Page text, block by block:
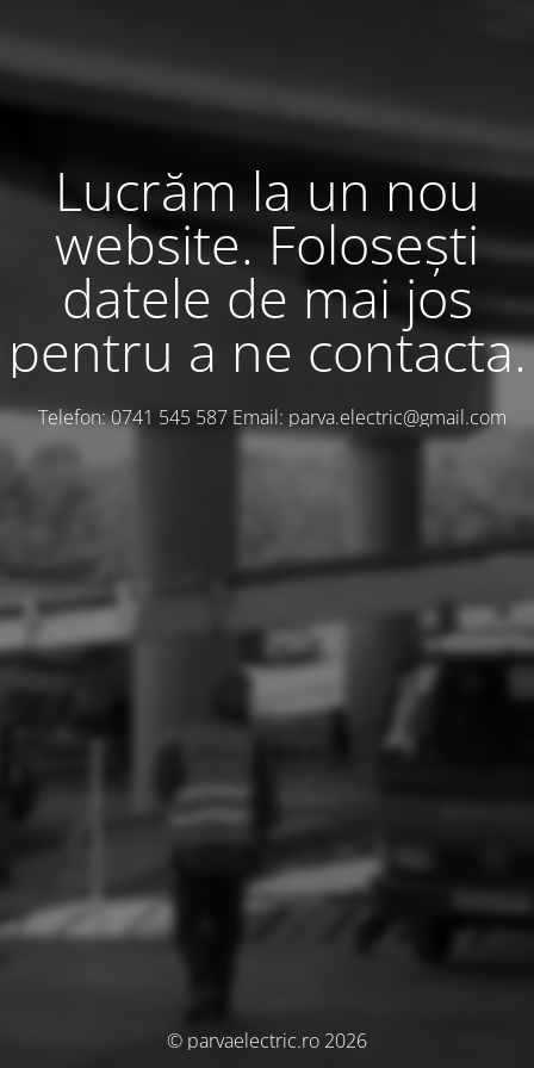
Lucrăm la un nou
website. Folosești
datele de mai jos
pentru a ne contacta.
Telefon: 0741 545 587 Email: parva.electric@gmail.com
© parvaelectric.ro 2026